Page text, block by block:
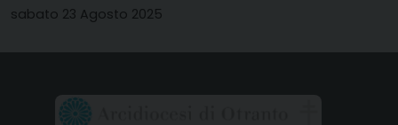
sabato 23 Agosto 2025